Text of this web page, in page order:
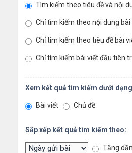
Tìm kiếm theo tiêu đề và nội
Chỉ tìm kiếm theo nội dung bài
Chỉ tìm kiếm theo tiêu đề bài
Chỉ tìm kiếm bài viết đầu tiên
Xem kết quả tìm kiếm dưới
Bài viết Chủ đề
Sắp xếp kết quả tìm kiếm theo:
Tăng dần